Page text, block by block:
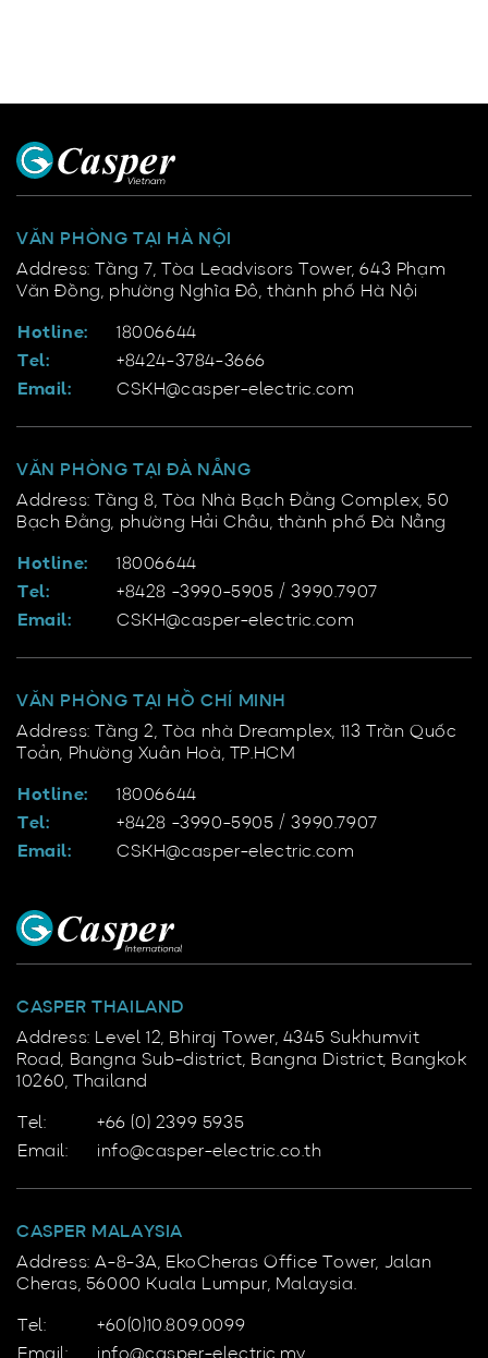
VĂN PHÒNG TẠI HÀ NỘI
Address: Tầng 7, Tòa Leadvisors Tower, 643 Phạm
Văn Đồng, phường Nghĩa Đô, thành phố Hà Nội
Hotline:
18006644
Tel:
+8424-3784-3666
Email:
CSKH@casper-electric.com
VĂN PHÒNG TẠI ĐÀ NẴNG
Address: Tầng 8, Tòa Nhà Bạch Đằng Complex, 50
Bạch Đằng, phường Hải Châu, thành phố Đà Nẵng
Hotline:
18006644
Tel:
+8428 -3990-5905 / 3990.7907
Email:
CSKH@casper-electric.com
VĂN PHÒNG TẠI HỒ CHÍ MINH
Address: Tầng 2, Tòa nhà Dreamplex, 113 Trần Quốc
Toản, Phường Xuân Hoà, TP.HCM
Hotline:
18006644
Tel:
+8428 -3990-5905 / 3990.7907
Email:
CSKH@casper-electric.com
CASPER THAILAND
Address: Level 12, Bhiraj Tower, 4345 Sukhumvit
Road, Bangna Sub-district, Bangna District, Bangkok
10260, Thailand
Tel:
+66 (0) 2399 5935
Email:
info@casper-electric.co.th
CASPER MALAYSIA
Address: A-8-3A, EkoCheras Office Tower, Jalan
Cheras, 56000 Kuala Lumpur, Malaysia.
Tel:
+60(0)10.809.0099
Email:
info@casper-electric.my